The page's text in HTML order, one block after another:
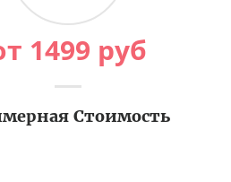
1499 руб
Стоимость